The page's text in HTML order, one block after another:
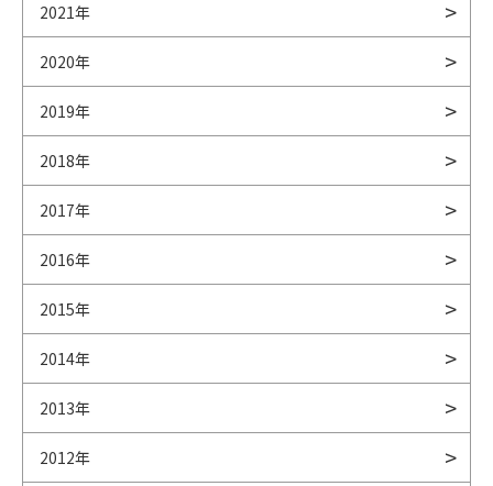
2021年
2020年
2019年
2018年
2017年
2016年
2015年
2014年
2013年
2012年